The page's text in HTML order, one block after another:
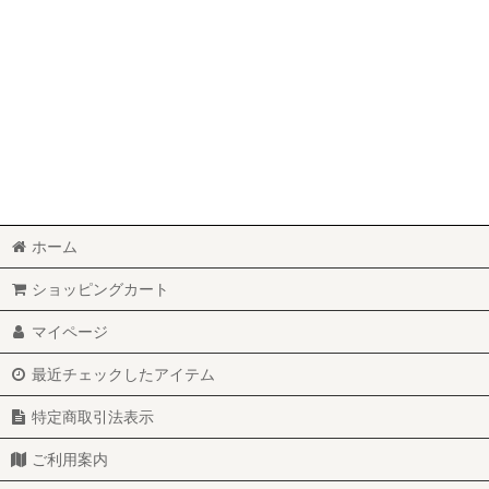
ホーム
ショッピングカート
マイページ
最近チェックしたアイテム
特定商取引法表示
ご利用案内